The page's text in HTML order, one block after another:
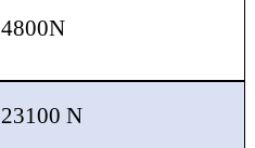
4800N
23100 N